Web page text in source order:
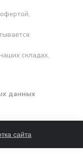
складах,
данных
сайта